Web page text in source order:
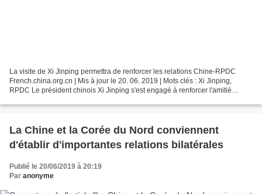
La visite de Xi Jinping permettra de renforcer les relations Chine-RPDC
French.china.org.cn | Mis à jour le 20. 06. 2019 | Mots clés : Xi Jinping,
RPDC Le président chinois Xi Jinping s'est engagé à renforcer l'amitié
La Chine et la Corée du Nord conviennent
d'établir d'importantes relations bilatérales
Publié le 20/06/2019 à 20:19
Par anonyme